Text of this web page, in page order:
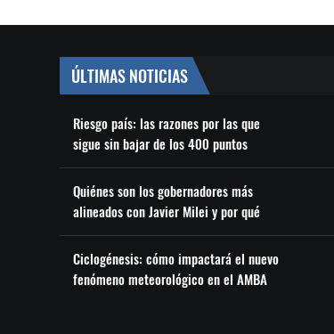
ÚLTIMAS NOTICIAS
Riesgo país: las razones por las que
sigue sin bajar de los 400 puntos
Quiénes son los gobernadores más
alineados con Javier Milei y por qué
Ciclogénesis: cómo impactará el nuevo
fenómeno meteorológico en el AMBA